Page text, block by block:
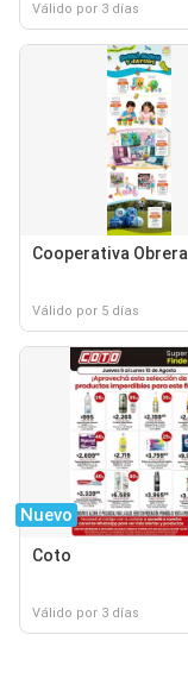
Válido por 3 días
Cooperativa Obrera
Válido por 5 días
Nuevo
Coto
Válido por 3 días